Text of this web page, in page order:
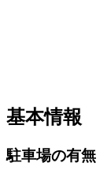
基本情報
駐車場の有無